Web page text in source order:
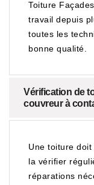
Toiture
travail depuis
toutes les
bonne qualité.
Vérification de
couvreur à
Une toiture
la vérifier
réparations